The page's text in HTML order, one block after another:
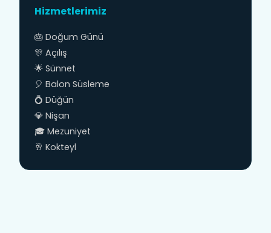
Hizmetlerimiz
🎂 Doğum Günü
🎊 Açılış
🌟 Sünnet
🎈 Balon Süsleme
💍 Düğün
💎 Nişan
🎓 Mezuniyet
🥂 Kokteyl